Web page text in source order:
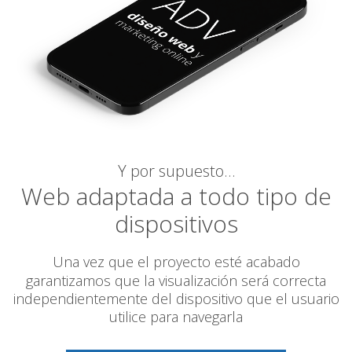
Y por supuesto…
Web adaptada a todo tipo de
dispositivos
Una vez que el proyecto esté acabado
garantizamos que la visualización será correcta
independientemente del dispositivo que el usuario
utilice para navegarla